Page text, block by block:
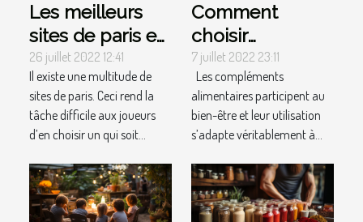
Les meilleurs
sites de paris en
ligne
26 juillet 2022 12:41
Il existe une multitude de
sites de paris. Ceci rend la
tâche difficile aux joueurs
d’en choisir un qui soit...
Comment
choisir
efficacement
votre
complément
alimentaire ?
7 juillet 2022 23:11
Les compléments
alimentaires participent au
bien-être et leur utilisation
s’adapte véritablement à...